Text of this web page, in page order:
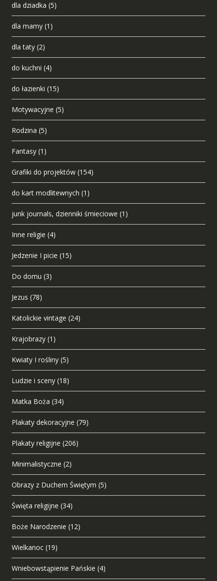
dla dziadka (5)
dla mamy (1)
dla taty (2)
do kuchni (4)
do łazienki (15)
Motywacyjne (5)
Rodzina (5)
Fantasy (1)
Grafiki do projektów (154)
do kart modlitewnych (1)
junk journals, dzienniki śmieciowe (1)
Inne religie (4)
Jedzenie I picie (15)
Do domu (3)
Jezus (78)
Katolickie vintage (24)
Krajobrazy (1)
Kwiaty I rośliny (5)
Ludzie i sceny (18)
Matka Boża (34)
Plakaty dekoracyjne (79)
Plakaty religijne (206)
Minimalistyczne (2)
Obrazy z Duchem Świętym (5)
Święta religijne (34)
Boże Narodzenie (12)
Wielkanoc (19)
Wniebowstąpienie Pańskie (4)